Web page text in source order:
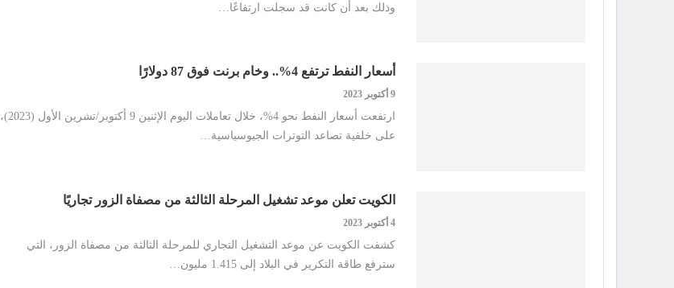
وذلك بعد أن كانت قد سجلت ارتفاعًا…
أسعار النفط ترتفع 4%.. وخام برنت فوق 87 دولارًا
9 أكتوبر 2023
ارتفعت أسعار النفط نحو 4%، خلال تعاملات اليوم الإثنين 9 أكتوبر/تشرين الأول (2023)،
على خلفية تصاعد التوترات الجيوسياسية…
الكويت تعلن موعد تشغيل المرحلة الثالثة من مصفاة الزور تجاريًا
4 أكتوبر 2023
كشفت الكويت عن موعد التشغيل التجاري للمرحلة الثالثة من مصفاة الزور، التي
سترفع طاقة التكرير في البلاد إلى 1.415 مليون…